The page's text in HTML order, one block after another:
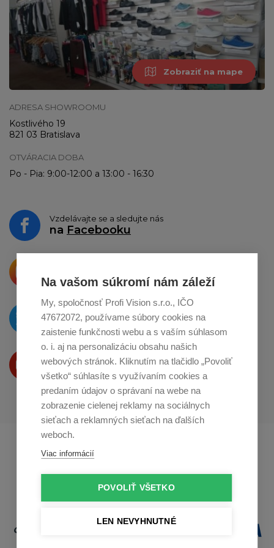
Na vašom súkromí nám záleží
My, spoločnosť Profi Vision s.r.o., IČO
47672072, používame súbory cookies na
zaistenie funkčnosti webu a s vaším súhlasom
o. i. aj na personalizáciu obsahu našich
webových stránok. Kliknutím na tlačidlo „Povoliť
všetko“ súhlasíte s využívaním cookies a
predaním údajov o správaní na webe na
zobrazenie cielenej reklamy na sociálnych
sieťach a reklamných sieťach na ďalších
weboch.
Viac informácií
POVOLIŤ VŠETKO
LEN NEVYHNUTNÉ
Zobraziť na mape
ADRESA SHOWROOMU
Kostlivého 19
821 03 Bratislava
OTVÁRACIA DOBA
Po - Pia: 9:00-12:00 a 13:00 - 16:30
Vzdelávajte se a sledujte nás
na Facebooku
o zdieľanie naInstagrame
O novinkách píšeme
naTwitteri
Produkty Vám predstavujeme
na Youtube
Profikuchař.cz